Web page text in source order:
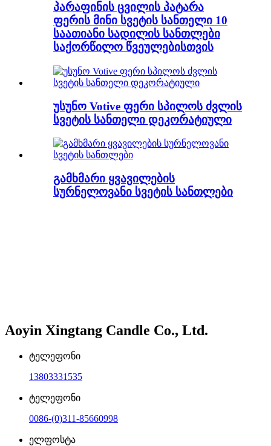
პარაფინის ცვილის პატარა
ფერის მინი სვეტის სანთელი 10
საათიანი სადილის სანთლები
საქორწილო წვეულებისთვის
უსუნო Votive ფერი სპილოს ძვლის
სვეტის სანთელი დეკორატიული
გამხმარი ყვავილების
სურნელოვანი სვეტის სანთლები
Aoyin Xingtang Candle Co., Ltd.
ტელეფონი
13803331535
ტელეფონი
0086-(0)311-85660998
ელფოსტა